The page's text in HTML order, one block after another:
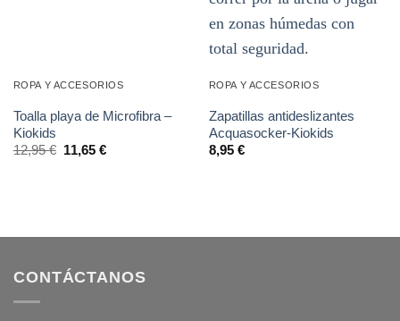
ROPA Y ACCESORIOS
Toalla playa de Microfibra –
Kiokids
12,95€ El
11,65€El
ROPA Y ACCESORIOS
Zapatillas antideslizantes
Acquasocker-Kiokids
8,95 €
CONTÁCTANOS